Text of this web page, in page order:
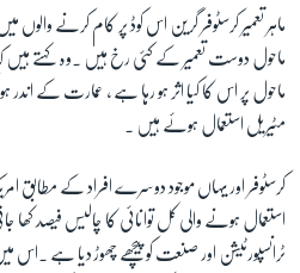
ماہر تعمیر کرسٹوفر گرین اس کوڈ پر کام کرنے
ماحول دوست تعمیر کے کئی رخ ہیں ۔وہ کہتے ہیں کہ
ماحول پر اس کا کیا اثر ہو رہا ہے ، عمارت کے
مٹیریل استعمال ہوئے ہیں ۔
کرسٹوفر اور یہاں موجود دوسرے افراد کے مطابق
استعمال ہونے والی کل توانائی کا چالیس فیصد
ٹرانسپورٹیشن اور صنعت کو پیچھے چھوڑ دیا ہے ۔اس